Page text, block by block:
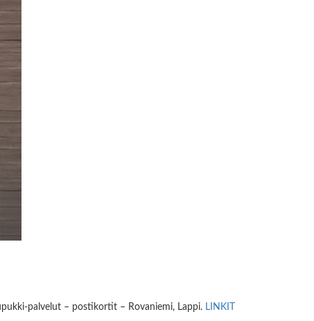
palvelut – postikortit – Rovaniemi, Lappi. LINKIT